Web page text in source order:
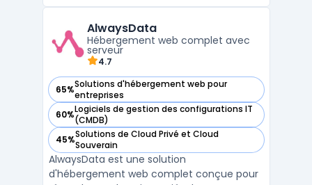
données en conformité avec le RGPD.
L’ensemble des services propos ...
AlwaysData
Hébergement web complet avec
serveur
4.7
65%Solutions d'hébergement web pour
entreprises
— voir AlwaysData dans cette catégorie
60%Logiciels de gestion des configurations IT
(CMDB)
— voir AlwaysData dans cette catégorie
45%Solutions de Cloud Privé et Cloud
Souverain
— voir AlwaysData dans cette catégorie
AlwaysData est une solution
d'hébergement web complet conçue pour